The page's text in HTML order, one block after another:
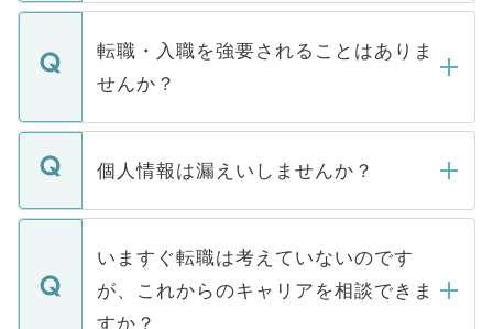
ます。通常、5営業日以内にはご連絡をせて
いただきますので、しばらくお待ちくださ
い。
マイナビDOCTORで取り扱っている求人の
うち約3割は、Webサイトからご覧いただ
けない「非公開求人」です。非公開求人は
下記の理由によって、一般には公開してい
ません。
■応募殺到を避けるため 人気のある医療機
関を公にしてしまうと、応募が殺到する場
に、医療機関が求める条件に合った人材の
みを人材紹介会社に依頼するケースが増え
ています。
転職・入職を強要されることはありま
せんか？
転職・入職を強要することは一切ありませ
ん。また、仮に応募先から内定をいただい
定を承諾する必要はありません。内定先へ
の辞退の連絡はキャリアパートナーが行い
ますので、ご安心ください。
個人情報は漏えいしませんか？
個人情報が漏えいすることはありませんの
で、ご安心ください。当サイトからの登録
などで収集したご登録者様の個人情報は、
ご本人のキャリアアップおよび転職活動の
いますぐ転職は考えていないのです
が、これからのキャリアを相談できま
すか？